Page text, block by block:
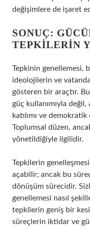
değişimlere de işaret
SONUÇ:
TEPKILERIN
Tepkinin genellemesi,
ideolojilerin ve
gösteren bir araçtır.
güç kullanımıyla değil,
katılımı ve
Toplumsal düzen,
yönetildiğiyle ilgilidir.
Tepkilerin
açabilir; ancak bu
dönüşüm sürecidir.
genellemesi nasıl
tepkilerin geniş bir
süreçlerin iktidar ve